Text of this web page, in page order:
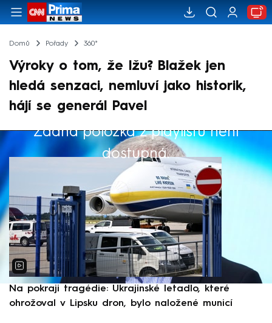
Domů Pořady 360°
Výroky o tom, že lžu? Blažek jen
hledá senzaci, nemluví jako historik,
hájí se generál Pavel
Žádná položka z playlistu není
dostupná.
Výběr redakce
Na pokraji tragédie: Ukrajinské letadlo, které
ohrožoval v Lipsku dron, bylo naložené municí